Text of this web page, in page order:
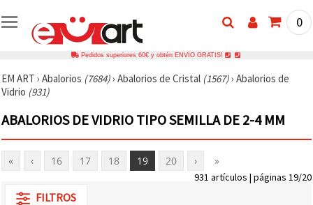
0
Pedidos superiores 60€ y obtén ENVÍO GRATIS!
EM ART › Abalorios (7684)› Abalorios de Cristal (1567)› Abalorios de
Vidrio (931)
ABALORIOS DE VIDRIO TIPO SEMILLA DE 2-4 MM
« ‹ 16 17 18 19 20 › »
931 artículos | páginas 19/20
FILTROS